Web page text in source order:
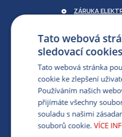
ZÁRUKA
PRO
MÁM DOTAZ KE
412 154
PO-PÁ 7:30-
Tato webová
sledovací
Tato webová stránka
cookie ke zlepšení
Používáním našich
přijímáte všechny
souladu s našimi
souborů cookie. VÍCE